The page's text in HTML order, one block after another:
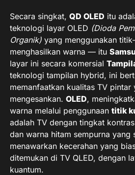
Secara singkat, QD OLED itu
teknologi layar OLED (Dioda
Organik) yang menggunakan
menghasilkan warna — itu
layar ini secara komersial
teknologi tampilan hybrid, ini
memanfaatkan kualitas TV pintar
mengesankan. OLED,
warna melalui penggunaan titik
adalah TV dengan tingkat
dan warna hitam sempurna yang
menawarkan kecerahan yang
ditemukan di TV QLED, dengan
kuantum.